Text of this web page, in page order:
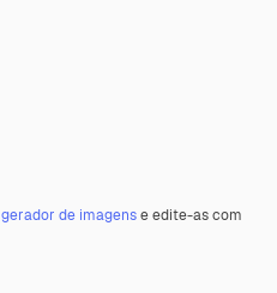
gerador de imagense edite-as com